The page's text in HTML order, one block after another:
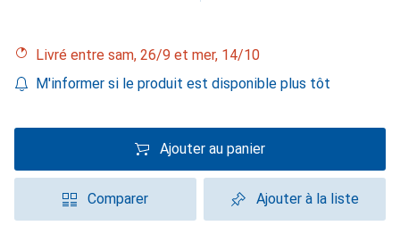
Livré entre sam, 26/9 et mer, 14/10
M'informer si le produit est disponible plus tôt
Ajouter au panier
Comparer Ajouter à la liste